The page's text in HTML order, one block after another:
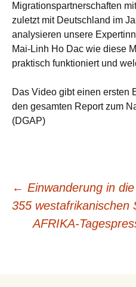
Migrationspartnerschaften
zuletzt mit Deutschland im
analysieren unsere
Mai-Linh Ho Dac wie diese
praktisch funktioniert und
Das Video gibt einen ersten
den gesamten Report zum
(DGAP)
← Einwanderung in
355 westafrikanischen
AFRIKA-